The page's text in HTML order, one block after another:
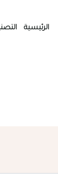
الرئيسية